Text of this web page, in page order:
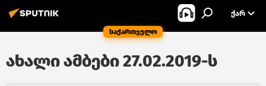
საქართველო
ᲥᲐᲠ
ახალი ამბები 27.02.2019-ს